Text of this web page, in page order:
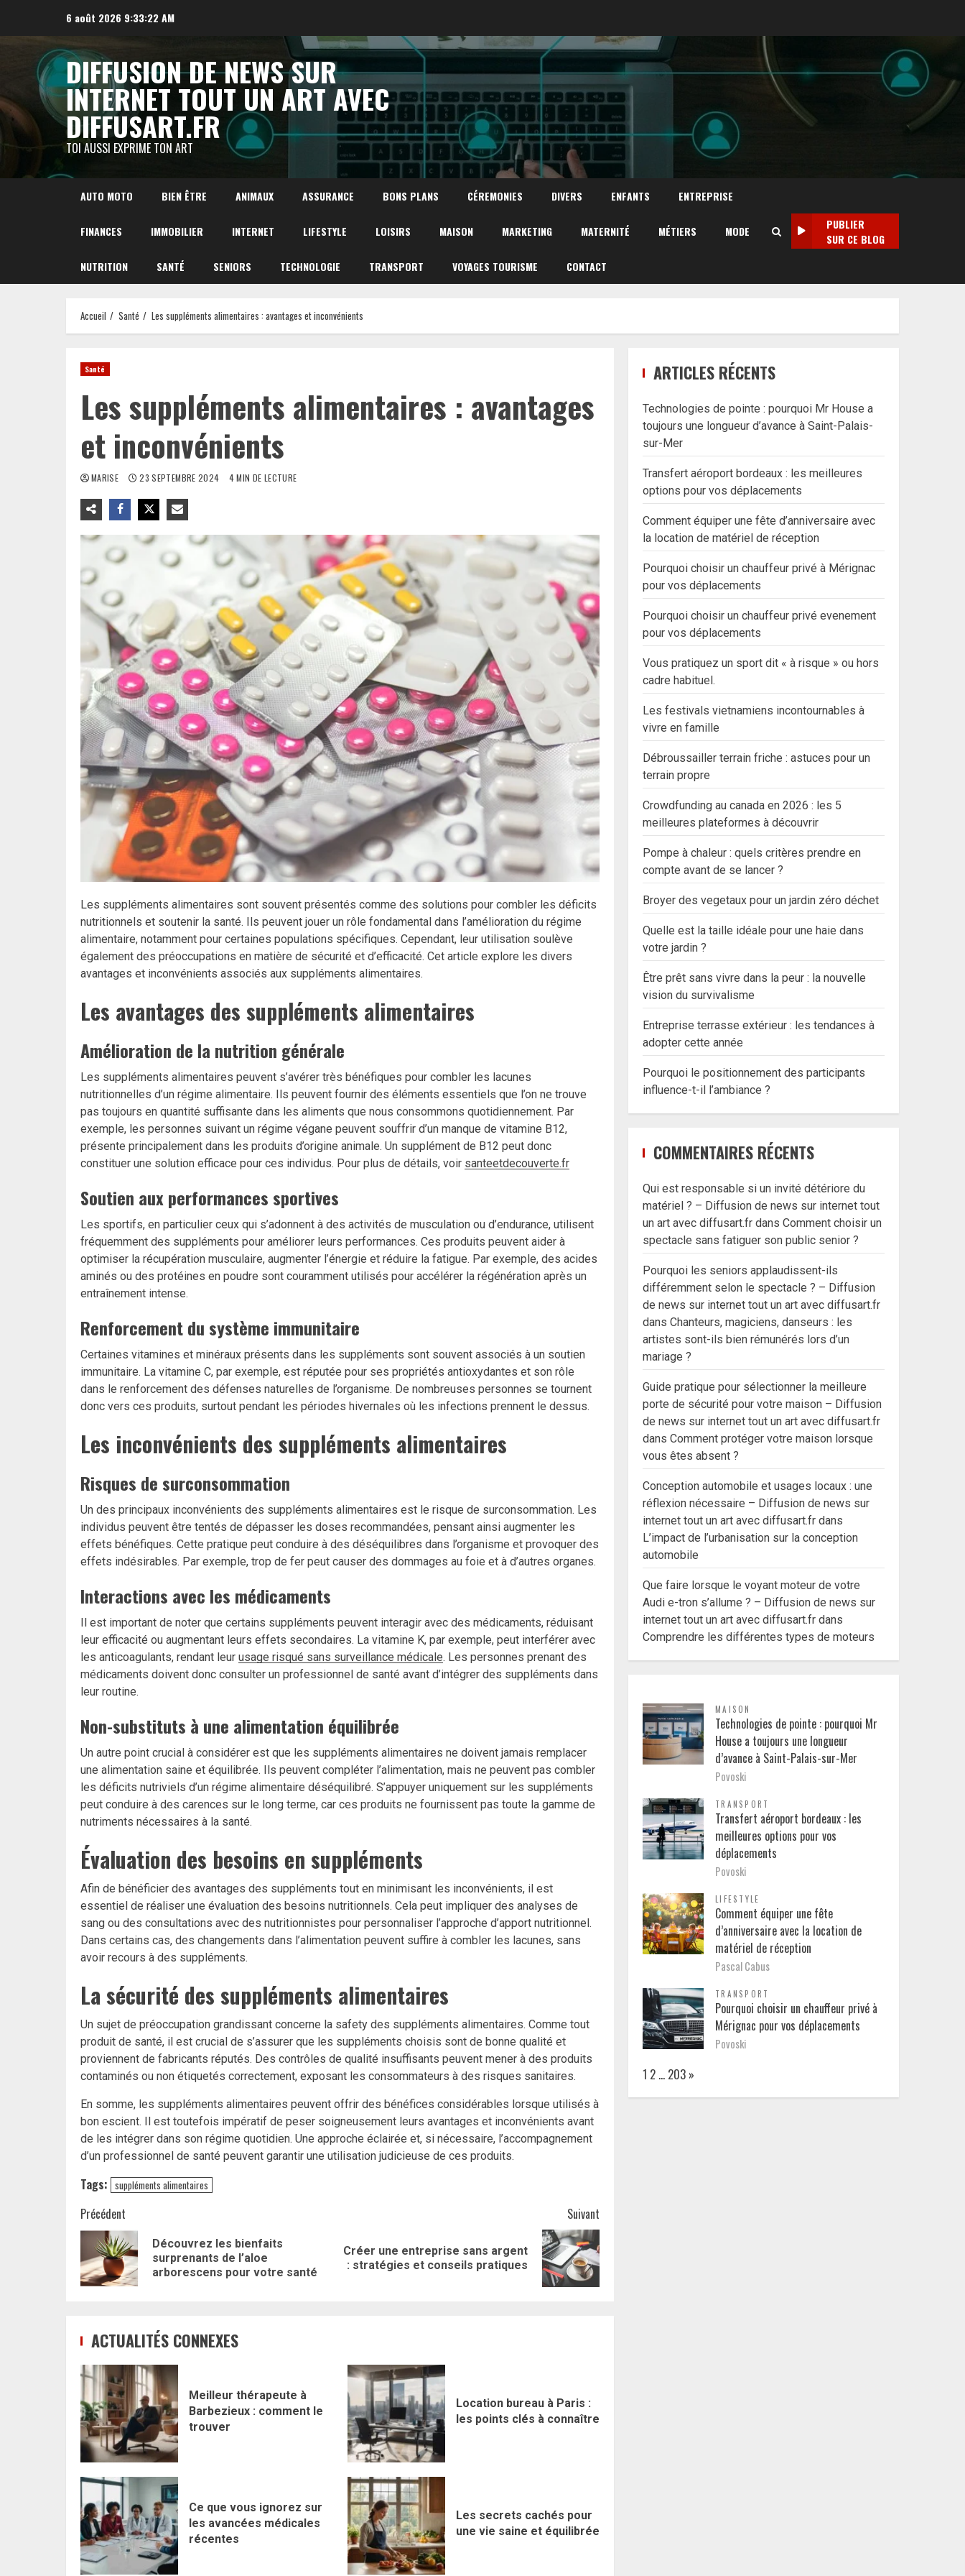
contenu
6 août 2026 9:33:23 AM
DIFFUSION DE NEWS SUR
INTERNET TOUT UN ART AVEC
DIFFUSART.FR
TOI AUSSI EXPRIME TON ART
AUTO MOTO BIEN ÊTRE ANIMAUX ASSURANCE BONS PLANS CÉREMONIES DIVERS ENFANTS ENTREPRISE
FINANCES IMMOBILIER INTERNET LIFESTYLE LOISIRS MAISON MARKETING MATERNITÉ MÉTIERS MODE
NUTRITION SANTÉ SENIORS TECHNOLOGIE TRANSPORT VOYAGES TOURISME CONTACT
PUBLIER
SUR CE BLOG
Accueil Santé Les suppléments alimentaires : avantages et inconvénients
Santé
Les suppléments alimentaires : avantages
et inconvénients
MARISE 23 SEPTEMBRE 2024 4 MIN DE LECTURE
Les suppléments alimentaires sont souvent présentés comme des solutions pour combler les déficits
nutritionnels et soutenir la santé. Ils peuvent jouer un rôle fondamental dans l’amélioration du régime
alimentaire, notamment pour certaines populations spécifiques. Cependant, leur utilisation soulève
également des préoccupations en matière de sécurité et d’efficacité. Cet article explore les divers
avantages et inconvénients associés aux suppléments alimentaires.
Les avantages des suppléments alimentaires
Amélioration de la nutrition générale
Les suppléments alimentaires peuvent s’avérer très bénéfiques pour combler les lacunes
nutritionnelles d’un régime alimentaire. Ils peuvent fournir des éléments essentiels que l’on ne trouve
pas toujours en quantité suffisante dans les aliments que nous consommons quotidiennement. Par
exemple, les personnes suivant un régime végane peuvent souffrir d’un manque de vitamine B12,
présente principalement dans les produits d’origine animale. Un supplément de B12 peut donc
constituer une solution efficace pour ces individus. Pour plus de détails, voir santeetdecouverte.fr
Soutien aux performances sportives
Les sportifs, en particulier ceux qui s’adonnent à des activités de musculation ou d’endurance, utilisent
fréquemment des suppléments pour améliorer leurs performances. Ces produits peuvent aider à
optimiser la récupération musculaire, augmenter l’énergie et réduire la fatigue. Par exemple, des acides
aminés ou des protéines en poudre sont couramment utilisés pour accélérer la régénération après un
entraînement intense.
Renforcement du système immunitaire
Certaines vitamines et minéraux présents dans les suppléments sont souvent associés à un soutien
immunitaire. La vitamine C, par exemple, est réputée pour ses propriétés antioxydantes et son rôle
dans le renforcement des défenses naturelles de l’organisme. De nombreuses personnes se tournent
donc vers ces produits, surtout pendant les périodes hivernales où les infections prennent le dessus.
Les inconvénients des suppléments alimentaires
Risques de surconsommation
Un des principaux inconvénients des suppléments alimentaires est le risque de surconsommation. Les
individus peuvent être tentés de dépasser les doses recommandées, pensant ainsi augmenter les
effets bénéfiques. Cette pratique peut conduire à des déséquilibres dans l’organisme et provoquer des
effets indésirables. Par exemple, trop de fer peut causer des dommages au foie et à d’autres organes.
Interactions avec les médicaments
Il est important de noter que certains suppléments peuvent interagir avec des médicaments, réduisant
leur efficacité ou augmentant leurs effets secondaires. La vitamine K, par exemple, peut interférer avec
les anticoagulants, rendant leur usage risqué sans surveillance médicale. Les personnes prenant des
médicaments doivent donc consulter un professionnel de santé avant d’intégrer des suppléments dans
leur routine.
Non-substituts à une alimentation équilibrée
Un autre point crucial à considérer est que les suppléments alimentaires ne doivent jamais remplacer
une alimentation saine et équilibrée. Ils peuvent compléter l’alimentation, mais ne peuvent pas combler
les déficits nutriviels d’un régime alimentaire déséquilibré. S’appuyer uniquement sur les suppléments
peut conduire à des carences sur le long terme, car ces produits ne fournissent pas toute la gamme de
nutriments nécessaires à la santé.
Évaluation des besoins en suppléments
Afin de bénéficier des avantages des suppléments tout en minimisant les inconvénients, il est
essentiel de réaliser une évaluation des besoins nutritionnels. Cela peut impliquer des analyses de
sang ou des consultations avec des nutritionnistes pour personnaliser l’approche d’apport nutritionnel.
Dans certains cas, des changements dans l’alimentation peuvent suffire à combler les lacunes, sans
avoir recours à des suppléments.
La sécurité des suppléments alimentaires
Un sujet de préoccupation grandissant concerne la safety des suppléments alimentaires. Comme tout
produit de santé, il est crucial de s’assurer que les suppléments choisis sont de bonne qualité et
proviennent de fabricants réputés. Des contrôles de qualité insuffisants peuvent mener à des produits
contaminés ou non étiquetés correctement, exposant les consommateurs à des risques sanitaires.
En somme, les suppléments alimentaires peuvent offrir des bénéfices considérables lorsque utilisés à
bon escient. Il est toutefois impératif de peser soigneusement leurs avantages et inconvénients avant
de les intégrer dans son régime quotidien. Une approche éclairée et, si nécessaire, l’accompagnement
d’un professionnel de santé peuvent garantir une utilisation judicieuse de ces produits.
Tags: suppléments alimentaires
Navigation
d’article
Précédent
Article
précédent:
Découvrez les bienfaits
surprenants de l’aloe
arborescens pour votre santé
Suivant
Article
suivant:
Créer une entreprise sans argent
: stratégies et conseils pratiques
ACTUALITÉS CONNEXES
Meilleur thérapeute à
Barbezieux : comment le
trouver
Location bureau à Paris :
les points clés à connaître
Ce que vous ignorez sur
les avancées médicales
récentes
Les secrets cachés pour
une vie saine et équilibrée
ARTICLES RÉCENTS
Technologies de pointe : pourquoi Mr House a
toujours une longueur d’avance à Saint-Palais-
sur-Mer
Transfert aéroport bordeaux : les meilleures
options pour vos déplacements
Comment équiper une fête d’anniversaire avec
la location de matériel de réception
Pourquoi choisir un chauffeur privé à Mérignac
pour vos déplacements
Pourquoi choisir un chauffeur privé evenement
pour vos déplacements
Vous pratiquez un sport dit « à risque » ou hors
cadre habituel.
Les festivals vietnamiens incontournables à
vivre en famille
Débroussailler terrain friche : astuces pour un
terrain propre
Crowdfunding au canada en 2026 : les 5
meilleures plateformes à découvrir
Pompe à chaleur : quels critères prendre en
compte avant de se lancer ?
Broyer des vegetaux pour un jardin zéro déchet
Quelle est la taille idéale pour une haie dans
votre jardin ?
Être prêt sans vivre dans la peur : la nouvelle
vision du survivalisme
Entreprise terrasse extérieur : les tendances à
adopter cette année
Pourquoi le positionnement des participants
influence-t-il l’ambiance ?
COMMENTAIRES RÉCENTS
Qui est responsable si un invité détériore du
matériel ? – Diffusion de news sur internet tout
un art avec diffusart.fr dansComment choisir un
spectacle sans fatiguer son public senior ?
Pourquoi les seniors applaudissent-ils
différemment selon le spectacle ? – Diffusion
de news sur internet tout un art avec diffusart.fr
dansChanteurs, magiciens, danseurs : les
artistes sont-ils bien rémunérés lors d’un
mariage ?
Guide pratique pour sélectionner la meilleure
porte de sécurité pour votre maison – Diffusion
de news sur internet tout un art avec diffusart.fr
dansComment protéger votre maison lorsque
vous êtes absent ?
Conception automobile et usages locaux : une
réflexion nécessaire – Diffusion de news sur
internet tout un art avec diffusart.fr dans
L’impact de l’urbanisation sur la conception
automobile
Que faire lorsque le voyant moteur de votre
Audi e-tron s’allume ? – Diffusion de news sur
internet tout un art avec diffusart.fr dans
Comprendre les différentes types de moteurs
MAISON
Technologies de pointe : pourquoi Mr
House a toujours une longueur
d’avance à Saint-Palais-sur-Mer
Povoski
TRANSPORT
Transfert aéroport bordeaux : les
meilleures options pour vos
déplacements
Povoski
LIFESTYLE
Comment équiper une fête
d’anniversaire avec la location de
matériel de réception
Pascal Cabus
TRANSPORT
Pourquoi choisir un chauffeur privé à
Mérignac pour vos déplacements
Povoski
Page:
1 2 … 203 Next
»